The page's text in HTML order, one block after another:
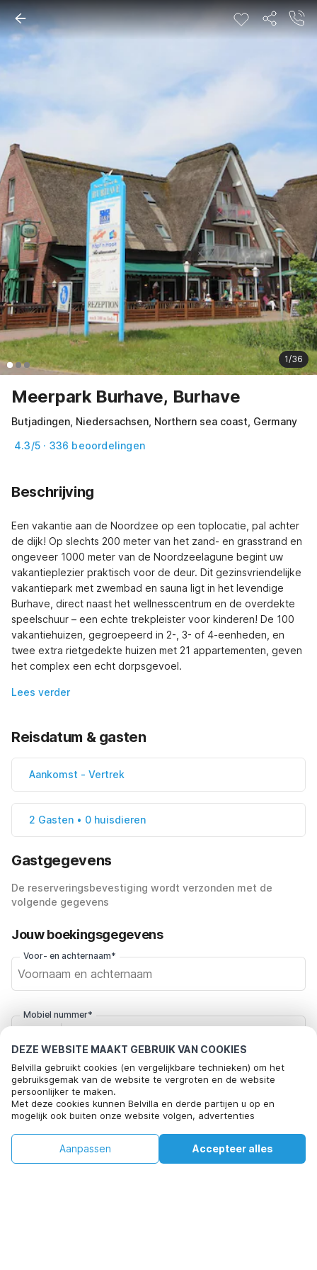
DEZE WEBSITE MAAKT GEBRUIK VAN COOKIES
Belvilla gebruikt cookies (en vergelijkbare technieken) om het
gebruiksgemak van de website te vergroten en de website
persoonlijker te maken.
Met deze cookies kunnen Belvilla en derde partijen u op en
mogelijk ook buiten onze website volgen, advertenties
social media.
Door op "accepteren" te klikken gaat u hiermee akkoord. Meer
informatie vind je in onscookiebeleid.
Accepteer alles
Aanpassen
1/36
Meerpark Burhave, Burhave
Butjadingen, Niedersachsen, Northern sea coast, Germany
4.3/5 · 336 beoordelingen
Beschrijving
Een vakantie aan de Noordzee op een toplocatie, pal achter
de dijk! Op slechts 200 meter van het zand- en grasstrand en
ongeveer 1000 meter van de Noordzeelagune begint uw
vakantieplezier praktisch voor de deur. Dit gezinsvriendelijke
vakantiepark met zwembad en sauna ligt in het levendige
Burhave, direct naast het wellnesscentrum en de overdekte
speelschuur – een echte trekpleister voor kinderen! De 100
vakantiehuizen, gegroepeerd in 2-, 3- of 4-eenheden, en
twee extra rietgedekte huizen met 21 appartementen, geven
het complex een echt dorpsgevoel.
Lees verder
Reisdatum & gasten
Aankomst - Vertrek
2 Gasten • 0 huisdieren
Gastgegevens
De reserveringsbevestiging wordt verzonden met de
volgende gegevens
Jouw boekingsgegevens
Voor- en achternaam*
Mobiel nummer*
E-mailadres*
kunt je in de toekomst op elk moment weer afmelden
+
Beschikbaarheid controleren